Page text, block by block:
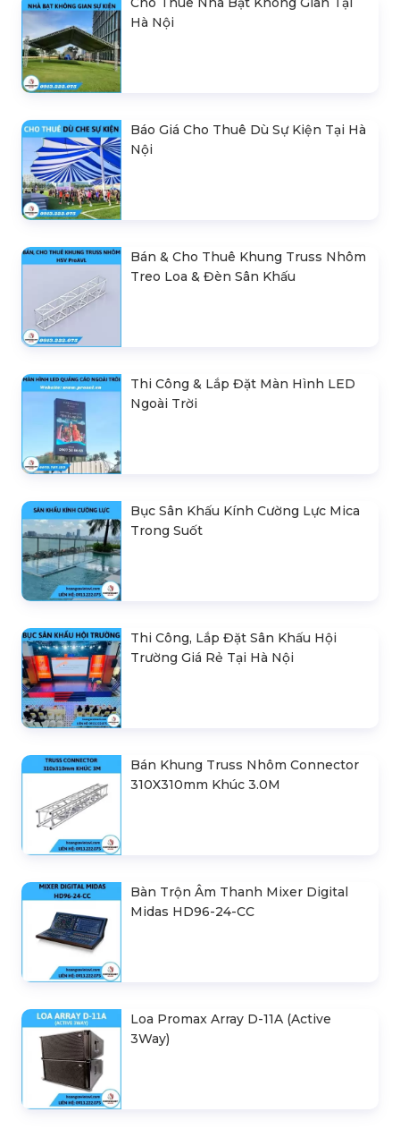
Hà Nội
Báo Giá Cho Thuê Dù Sự Kiện Tại Hà
Nội
Bán & Cho Thuê Khung Truss Nhôm
Treo Loa & Đèn Sân Khấu
Thi Công & Lắp Đặt Màn Hình LED
Ngoài Trời
Bục Sân Khấu Kính Cường Lực Mica
Trong Suốt
Thi Công, Lắp Đặt Sân Khấu Hội
Trường Giá Rẻ Tại Hà Nội
Bán Khung Truss Nhôm Connector
310X310mm Khúc 3.0M
Bàn Trộn Âm Thanh Mixer Digital
Midas HD96-24-CC
Loa Promax Array D-11A (Active
3Way)